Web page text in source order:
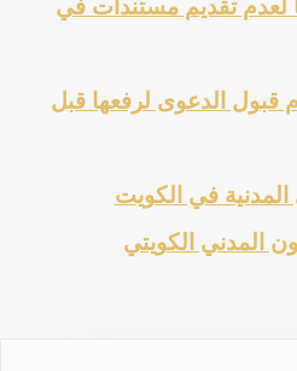
لعدم تقديم مستندات في
قبول الدعوى لرفعها قبل
في الكويت
المدني الكويتي